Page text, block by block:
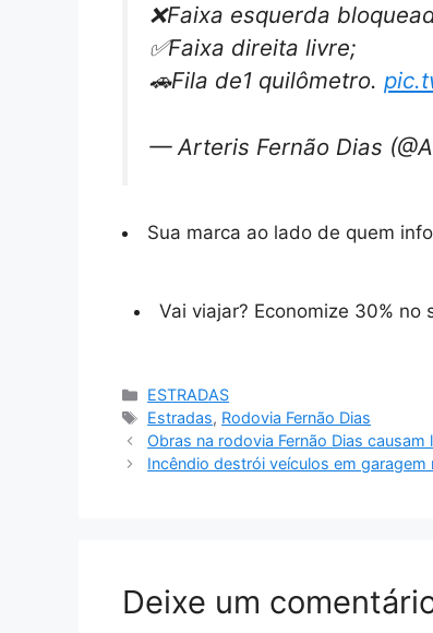
❌Faixa esquerda
✅Faixa direita livre;
🚗Fila de1 quilômetro.
— Arteris Fernão Dias
Sua marca ao lado de quem
Vai viajar? Economize 30% no
Categorias
ESTRADAS
Tags
Estradas, Rodovia Fernão Dias
Obras na rodovia Fernão Dias
Incêndio destrói veículos em
Deixe um